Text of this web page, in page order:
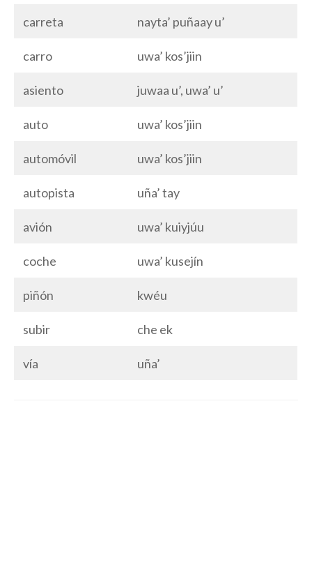
carreta nayta’ puñaay u’
carro uwa’ kos’jiin
asiento juwaa u’, uwa’ u’
auto uwa’ kos’jiin
automóvil uwa’ kos’jiin
autopista uña’ tay
avión uwa’ kuiyjúu
coche uwa’ kusejín
piñón kwéu
subir che ek
vía uña’